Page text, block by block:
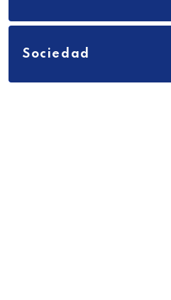
Sociedad